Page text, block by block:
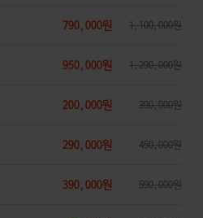
790,000원 1,100,000원
950,000원 1,290,000원
200,000원 390,000원
290,000원 450,000원
390,000원 590,000원